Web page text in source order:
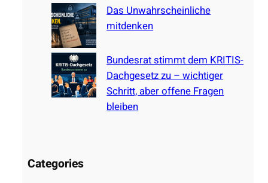
Das Unwahrscheinliche
mitdenken
Bundesrat stimmt dem KRITIS-
Dachgesetz zu – wichtiger
Schritt, aber offene Fragen
bleiben
Categories